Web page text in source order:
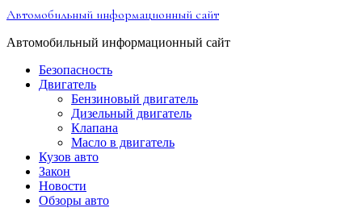
Перейти
содержимому
Автомобильный информационный сайт
Автомобильный информационный сайт
Безопасность
Двигатель
Бензиновый двигатель
Дизельный двигатель
Клапана
Масло в двигатель
Кузов авто
Закон
Новости
Обзоры авто